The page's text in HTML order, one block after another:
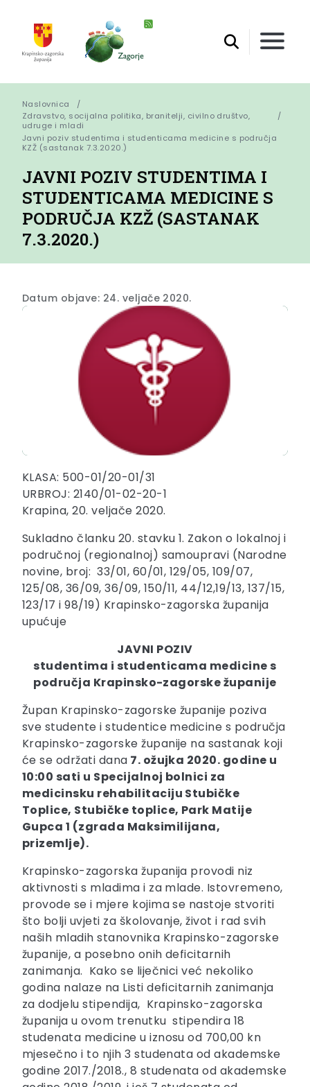
Naslovnica
Zdravstvo, socijalna politika, branitelji, civilno društvo,
udruge i mladi
Javni poziv studentima i studenticama medicine s područja
KZŽ (sastanak 7.3.2020.)
JAVNI POZIV STUDENTIMA I
STUDENTICAMA MEDICINE S
PODRUČJA KZŽ (SASTANAK
7.3.2020.)
Datum objave: 24. veljače 2020.
KLASA: 500-01/20-01/31
URBROJ: 2140/01-02-20-1
Krapina, 20. veljače 2020.
Sukladno članku 20. stavku 1. Zakon o lokalnoj i
područnoj (regionalnoj) samoupravi (Narodne
novine, broj: 33/01, 60/01, 129/05, 109/07,
125/08, 36/09, 36/09, 150/11, 44/12,19/13, 137/15,
123/17 i 98/19) Krapinsko-zagorska županija
upućuje
JAVNI POZIV
studentima i studenticama medicine s
područja Krapinsko-zagorske županije
Župan Krapinsko-zagorske županije poziva
sve studente i studentice medicine s područja
Krapinsko-zagorske županije na sastanak koji
će se održati dana 7. ožujka 2020. godine u
10:00 sati u Specijalnoj bolnici za
medicinsku rehabilitaciju Stubičke
Toplice, Stubičke toplice, Park Matije
Gupca 1 (zgrada Maksimilijana,
prizemlje).
Krapinsko-zagorska županija provodi niz
aktivnosti s mladima i za mlade. Istovremeno,
provode se i mjere kojima se nastoje stvoriti
što bolji uvjeti za školovanje, život i rad svih
naših mladih stanovnika Krapinsko-zagorske
županije, a posebno onih deficitarnih
zanimanja. Kako se liječnici već nekoliko
godina nalaze na Listi deficitarnih zanimanja
za dodjelu stipendija, Krapinsko-zagorska
županija u ovom trenutku stipendira 18
studenata medicine u iznosu od 700,00 kn
mjesečno i to njih 3 studenata od akademske
godine 2017./2018., 8 studenata od akademske